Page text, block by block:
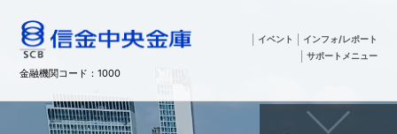
金融機関コード：1000
インフォ/レポート
イベント
サポートメニュー